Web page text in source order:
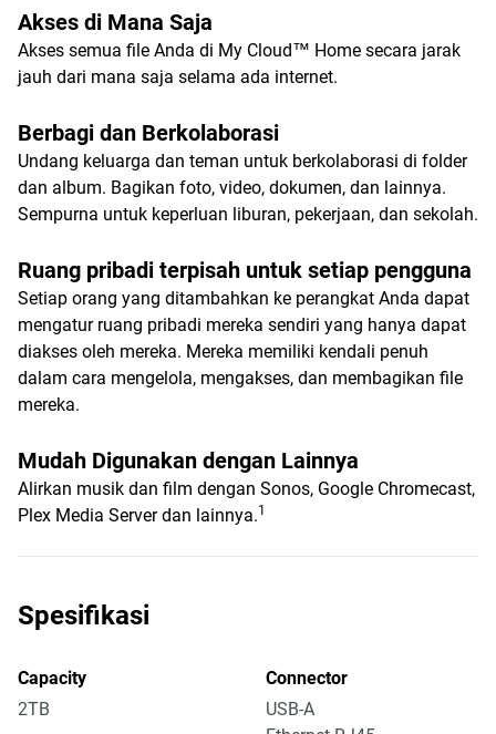
Akses di Mana Saja
Akses semua file Anda di My Cloud™ Home secara jarak
jauh dari mana saja selama ada internet.
Berbagi dan Berkolaborasi
Undang keluarga dan teman untuk berkolaborasi di folder
dan album. Bagikan foto, video, dokumen, dan lainnya.
Sempurna untuk keperluan liburan, pekerjaan, dan sekolah.
Ruang pribadi terpisah untuk setiap pengguna
Setiap orang yang ditambahkan ke perangkat Anda dapat
mengatur ruang pribadi mereka sendiri yang hanya dapat
diakses oleh mereka. Mereka memiliki kendali penuh
dalam cara mengelola, mengakses, dan membagikan file
mereka.
Mudah Digunakan dengan Lainnya
Alirkan musik dan film dengan Sonos, Google Chromecast,
Plex Media Server dan lainnya.1
Spesifikasi
Capacity
2TB
Connector
USB-A